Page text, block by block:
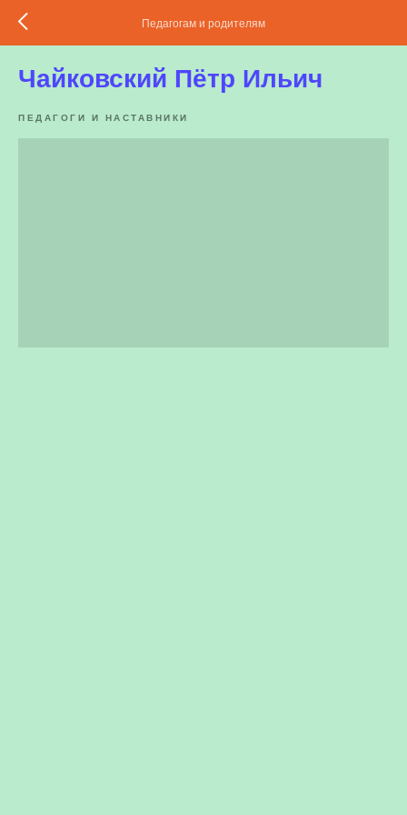
Педагогам и родителям
Чайковский Пётр Ильич
ПЕДАГОГИ И НАСТАВНИКИ